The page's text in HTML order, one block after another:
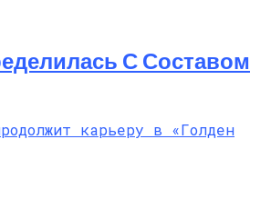
С Составом